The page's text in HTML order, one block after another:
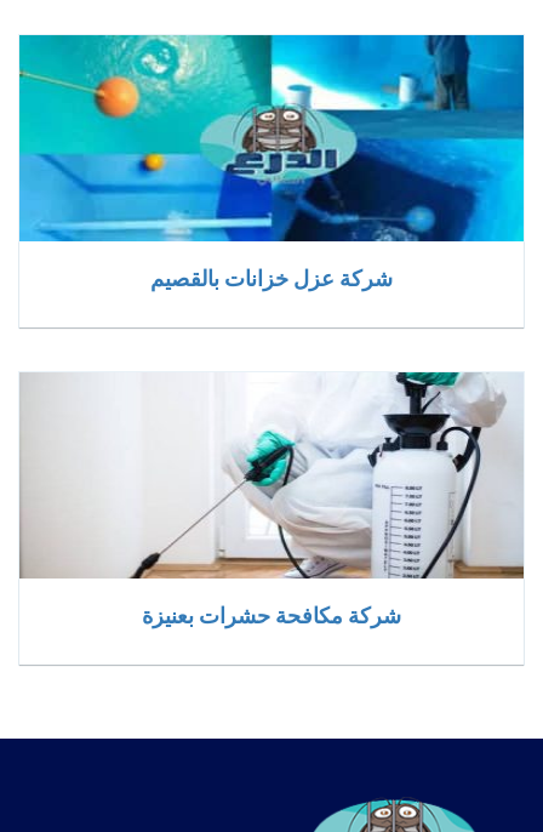
شركة عزل خزانات بالقصيم
شركة مكافحة حشرات بعنيزة